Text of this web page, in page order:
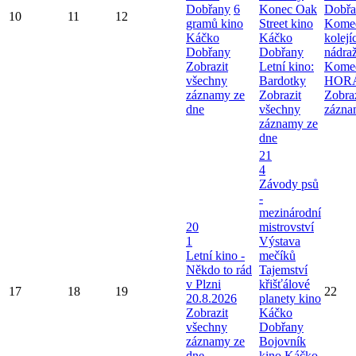
10 11 12
Dobřany 6
gramů kino
Káčko
Dobřany
Zobrazit
všechny
záznamy ze
dne
Konec Oak
Street kino
Káčko
Dobřany
Letní kino:
Bardotky
Zobrazit
všechny
záznamy ze
dne
17 18 19
20
1
Letní kino -
Někdo to rád
v Plzni
20.8.2026
Zobrazit
všechny
záznamy ze
21
4
Závody psů
-
mezinárodní
mistrovství
Výstava
mečíků
Tajemství
křišťálové
planety kino
Káčko
Dobřany
Bojovník
22